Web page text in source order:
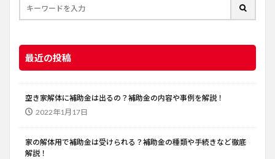
最近の投稿
空き家解体に補助金は出るの？補助金の内容や事例を解説！
2022年1月17日
家の解体用で補助金は受けられる？補助金の種類や手続きなど徹底
解説！